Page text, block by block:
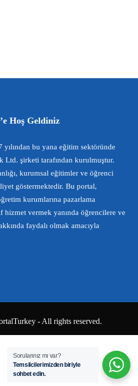
Hoş Geldiniz
yılından bu yana eğitim sektöründe
Ltd. şirketi tarafından kurulmuştur.
kurumsal eğitimler ve öğrenci
göstermektedir. Bu portal,
kurumlarına pazarlama
hizmet vermek yanında öğrencilere ve
faydalı olmak amacıyla
- All rights reserved.
Sorularınız mı var?
Temsilcilerimizden biriyle
sohbet edin.